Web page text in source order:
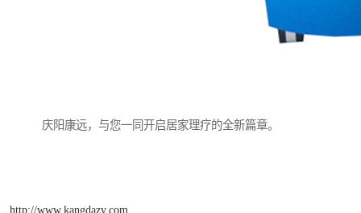
庆阳康远，与您一同开启居家理疗的全新篇章。
http://www.kangdazy.com